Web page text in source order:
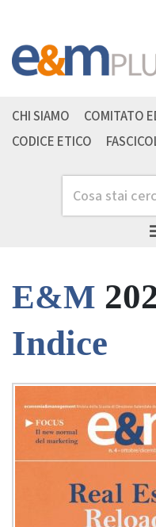
Cerca
CHI SIAMO COMITATO
CODICE ETICO
E&M
Indice